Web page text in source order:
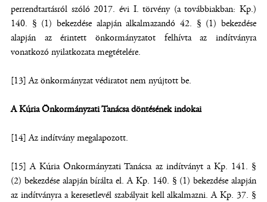
perrendtartásról szóló 2017. évi I. törvény (a továbbiakban: Kp.)
140. § (1) bekezdése alapján alkalmazandó 42. § (1) bekezdése
alapján az érintett önkormányzatot felhívta az indítványra
vonatkozó nyilatkozata megtételére.
[13] Az önkormányzat védiratot nem nyújtott be.
A Kúria Önkormányzati Tanácsa döntésének indokai
[14] Az indítvány megalapozott.
[15] A Kúria Önkormányzati Tanácsa az indítványt a Kp. 141. §
(2) bekezdése alapján bírálta el. A Kp. 140. § (1) bekezdése alapján
az indítványra a keresetlevél szabályait kell alkalmazni. A Kp. 37. §